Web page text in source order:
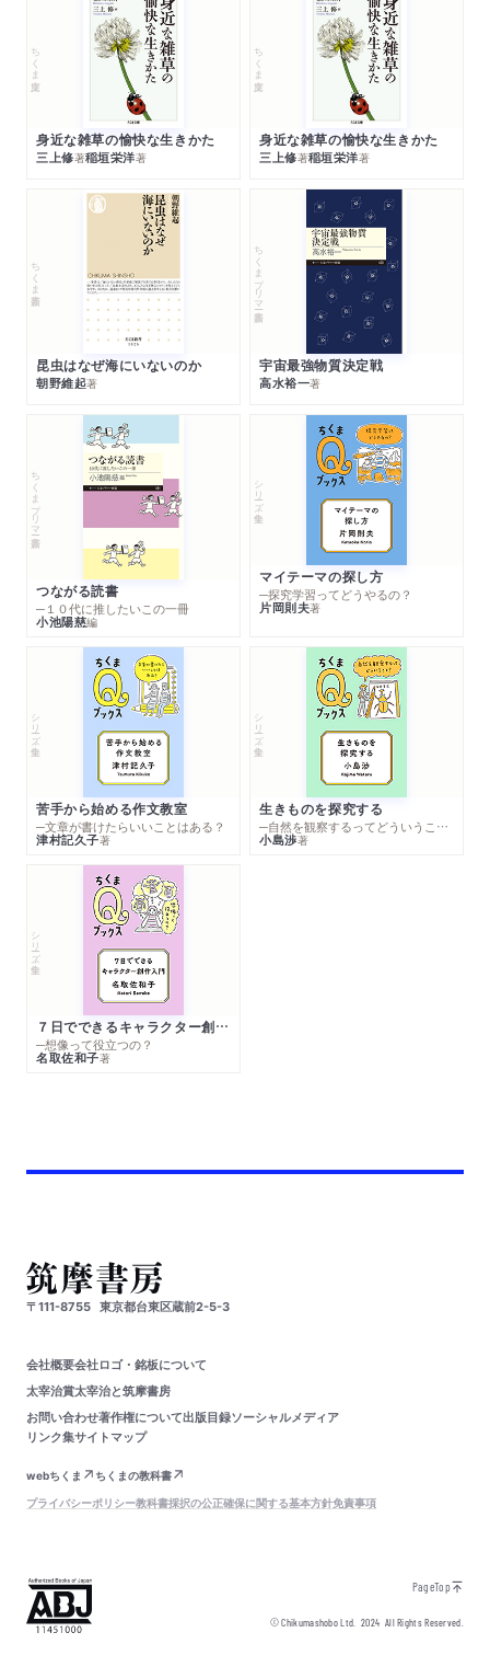
ちくま文庫
身近な雑草の愉快な生きかた
三上修著稲垣栄洋著
ちくま文庫
身近な雑草の愉快な生きかた
三上修著稲垣栄洋著
ちくま新書
昆虫はなぜ海にいないのか
朝野維起著
ちくまプリマー新書
宇宙最強物質決定戦
高水裕一著
ちくまプリマー新書
つながる読書
─１０代に推したいこの一冊
小池陽慈編
シリーズ・全集
マイテーマの探し方
─探究学習ってどうやるの？
片岡則夫著
シリーズ・全集
苦手から始める作文教室
─文章が書けたらいいことはある？
津村記久子著
シリーズ・全集
生きものを探究する
─自然を観察するってどういうこと？
小島渉著
シリーズ・全集
７日でできるキャラクター創作入門
─想像って役立つの？
名取佐和子著
〒111-8755 東京都台東区蔵前2-5-3
会社概要会社ロゴ・銘板について
太宰治賞太宰治と筑摩書房
お問い合わせ著作権について出版目録ソーシャルメディア
リンク集サイトマップ
webちくま
ちくまの教科書
プライバシーポリシー教科書採択の公正確保に関する基本方針免責事項
PageTop
© Chikumashobo Ltd.2024 All Rights Reserved.